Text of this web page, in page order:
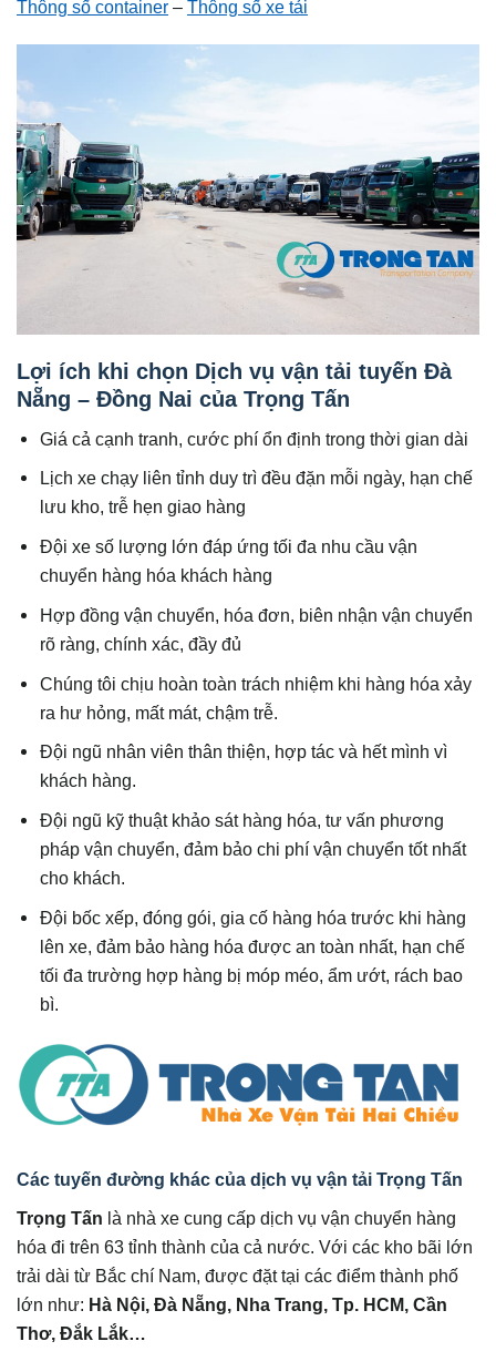
Thông số container – Thông số xe tải
Lợi ích khi chọn Dịch vụ vận tải tuyến Đà
Nẵng – Đồng Nai của Trọng Tấn
Giá cả cạnh tranh, cước phí ổn định trong thời gian dài
Lịch xe chạy liên tỉnh duy trì đều đặn mỗi ngày, hạn chế
lưu kho, trễ hẹn giao hàng
Đội xe số lượng lớn đáp ứng tối đa nhu cầu vận
chuyển hàng hóa khách hàng
Hợp đồng vận chuyển, hóa đơn, biên nhận vận chuyển
rõ ràng, chính xác, đầy đủ
Chúng tôi chịu hoàn toàn trách nhiệm khi hàng hóa xảy
ra hư hỏng, mất mát, chậm trễ.
Đội ngũ nhân viên thân thiện, hợp tác và hết mình vì
khách hàng.
Đội ngũ kỹ thuật khảo sát hàng hóa, tư vấn phương
pháp vận chuyển, đảm bảo chi phí vận chuyển tốt nhất
cho khách.
Đội bốc xếp, đóng gói, gia cố hàng hóa trước khi hàng
lên xe, đảm bảo hàng hóa được an toàn nhất, hạn chế
tối đa trường hợp hàng bị móp méo, ẩm ướt, rách bao
bì.
Các tuyến đường khác của dịch vụ vận tải Trọng Tấn
Trọng Tấn là nhà xe cung cấp dịch vụ vận chuyển hàng
hóa đi trên 63 tỉnh thành của cả nước. Với các kho bãi lớn
trải dài từ Bắc chí Nam, được đặt tại các điểm thành phố
lớn như: Hà Nội, Đà Nẵng, Nha Trang, Tp. HCM, Cần
Thơ, Đắk Lắk…